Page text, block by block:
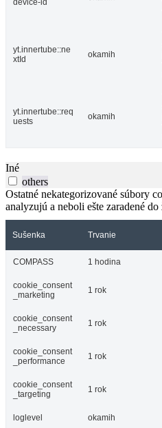
device-id
yt.innertube::ne
xtId
okamih
yt.innertube::req
uests
okamih
Iné
others
Ostatné nekategorizované súbory
analyzujú a neboli ešte zaradené
Sušenka Trvanie
COMPASS 1 hodina
cookie_consent
_marketing
1 rok
cookie_consent
_necessary
1 rok
cookie_consent
_performance
1 rok
cookie_consent
_targeting
1 rok
loglevel okamih